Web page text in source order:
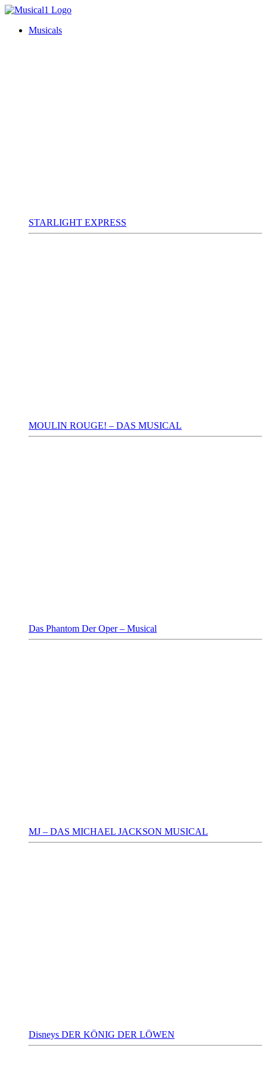
Musicals
STARLIGHT EXPRESS
MOULIN ROUGE! – DAS MUSICAL
Das Phantom Der Oper – Musical
MJ – DAS MICHAEL JACKSON MUSICAL
Disneys DER KÖNIG DER LÖWEN